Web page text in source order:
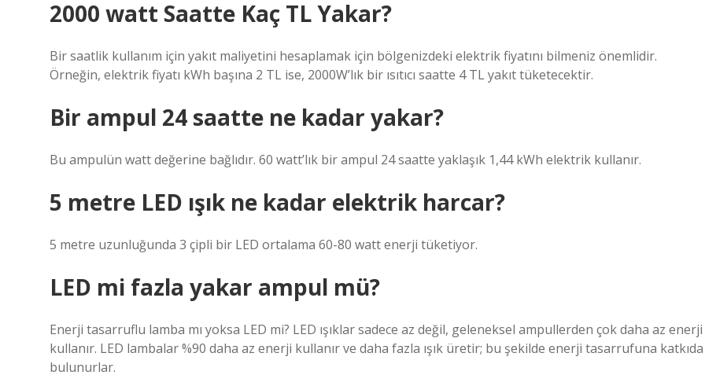
2000 watt Saatte Kaç TL Yakar?
Bir saatlik kullanım için yakıt maliyetini hesaplamak için bölgenizdeki elektrik fiyatını bilmeniz önemlidir.
Örneğin, elektrik fiyatı kWh başına 2 TL ise, 2000W’lık bir ısıtıcı saatte 4 TL yakıt tüketecektir.
Bir ampul 24 saatte ne kadar yakar?
Bu ampulün watt değerine bağlıdır. 60 watt’lık bir ampul 24 saatte yaklaşık 1,44 kWh elektrik kullanır.
5 metre LED ışık ne kadar elektrik harcar?
5 metre uzunluğunda 3 çipli bir LED ortalama 60-80 watt enerji tüketiyor.
LED mi fazla yakar ampul mü?
Enerji tasarruflu lamba mı yoksa LED mi? LED ışıklar sadece az değil, geleneksel ampullerden çok daha az enerji
kullanır. LED lambalar %90 daha az enerji kullanır ve daha fazla ışık üretir; bu şekilde enerji tasarrufuna katkıda
bulunurlar.